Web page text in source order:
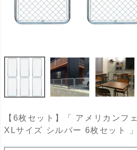
【6枚セット】「 アメリカンフ
XLサイズ シルバー 6枚セット 」